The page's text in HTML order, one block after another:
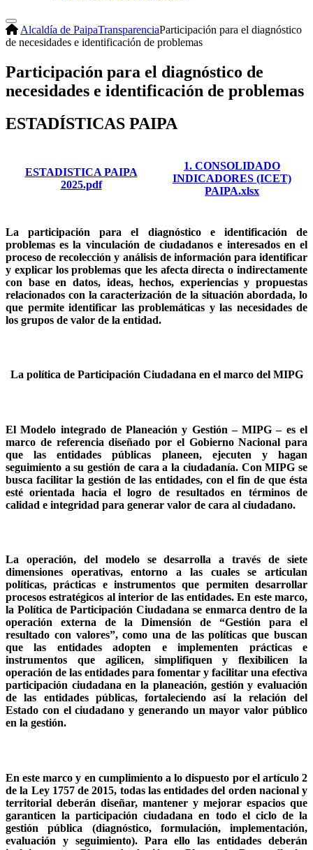
Alcaldía de PaipaTransparenciaParticipación para el diagnóstico
de necesidades e identificación de problemas
Participación para el diagnóstico de
necesidades e identificación de problemas
ESTADÍSTICAS PAIPA
ESTADISTICA PAIPA
2025.pdf
1. CONSOLIDADO
INDICADORES (ICET)
PAIPA.xlsx
La participación para el diagnóstico e identificación de
problemas es la vinculación de ciudadanos e interesados en el
proceso de recolección y análisis de información para identificar
y explicar los problemas que les afecta directa o indirectamente
con base en datos, ideas, hechos, experiencias y propuestas
relacionados con la caracterización de la situación abordada, lo
que permite identificar las problemáticas y las necesidades de
los grupos de valor de la entidad.
La política de Participación Ciudadana en el marco del MIPG
El Modelo integrado de Planeación y Gestión – MIPG – es el
marco de referencia diseñado por el Gobierno Nacional para
que las entidades públicas planeen, ejecuten y hagan
seguimiento a su gestión de cara a la ciudadanía. Con MIPG se
busca facilitar la gestión de las entidades, con el fin de que ésta
esté orientada hacia el logro de resultados en términos de
calidad e integridad para generar valor de cara al ciudadano.
La operación, del modelo se desarrolla a través de siete
dimensiones operativas, entorno a las cuales se articulan
políticas, prácticas e instrumentos que permiten desarrollar
procesos estratégicos al interior de las entidades. En este marco,
la Política de Participación Ciudadana se enmarca dentro de la
operación externa de la Dimensión de “Gestión para el
resultado con valores”, como una de las políticas que buscan
que las entidades adopten e implementen prácticas e
instrumentos que agilicen, simplifiquen y flexibilicen la
operación de las entidades para fomentar y facilitar una efectiva
participación ciudadana en la planeación, gestión y evaluación
de las entidades públicas, fortaleciendo así la relación del
Estado con el ciudadano y generando un mayor valor público
en la gestión.
En este marco y en cumplimiento a lo dispuesto por el artículo 2
de la Ley 1757 de 2015, todas las entidades del orden nacional y
territorial deberán diseñar, mantener y mejorar espacios que
garanticen la participación ciudadana en todo el ciclo de la
gestión pública (diagnóstico, formulación, implementación,
evaluación y seguimiento). Para ello las entidades deberán